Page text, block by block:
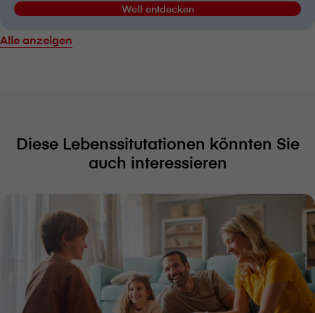
Well entdecken
Alle anzeigen
Diese Lebenssitutationen könnten Sie
auch interessieren